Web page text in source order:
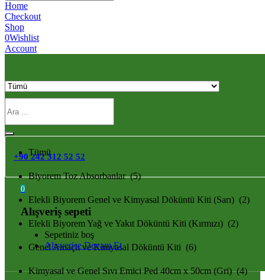
Home
Checkout
Shop
0Wishlist
Account
Tümü
Biyorem Toz Absorbanlar (5)
Elekli Biyorem Genel ve Kimyasal Döküntü Kiti (Sarı) (2)
Elekli Biyorem Yağ ve Yakıt Döküntü Kiti (Kırmızı) (2)
Genel Amaçlı ve Kimyasal Döküntü Kiti (6)
Kimyasal ve Genel Sıvı Emici Ped 40cm x 50cm (Gri) (4)
+90 242 312 52 52
0
Alışveriş sepeti
Sepetiniz boş
Alışverişe Devam Et